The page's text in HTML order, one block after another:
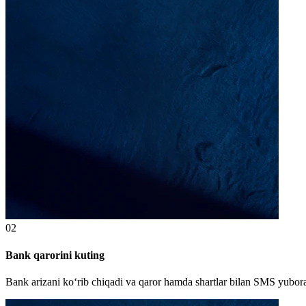
02
Bank qarorini kuting
Bank arizani ko‘rib chiqadi va qaror hamda shartlar bilan SMS